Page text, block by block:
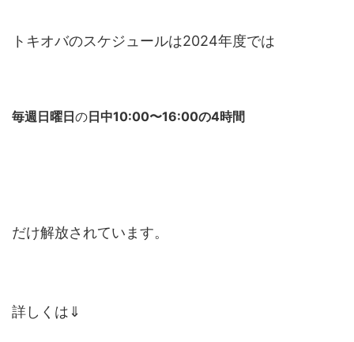
トキオバのスケジュールは2024年度では
毎週日曜日の日中10:00〜16:00の4時間
だけ解放されています。
詳しくは⇓